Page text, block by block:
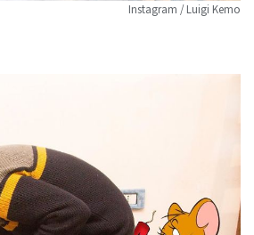
Instagram / Luigi Kemo